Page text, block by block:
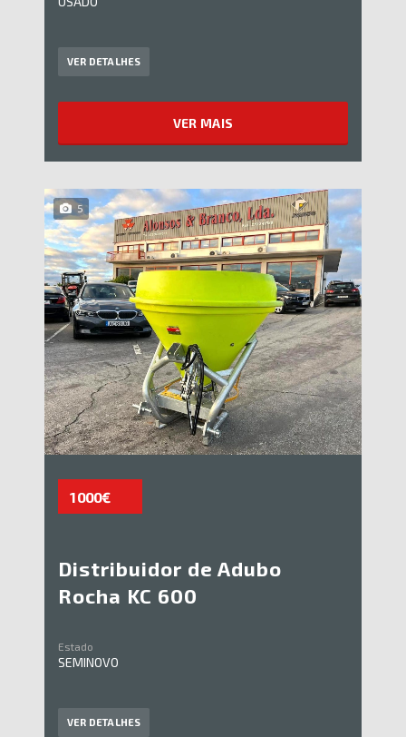
VER DETALHES
VER MAIS
5
1 000€
Distribuidor de Adubo
Rocha KC 600
Estado
SEMINOVO
VER DETALHES